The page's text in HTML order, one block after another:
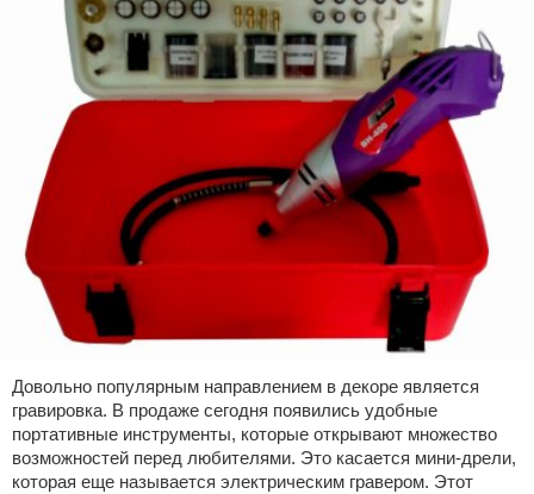
Довольно популярным направлением в декоре является
гравировка. В продаже сегодня появились удобные
портативные инструменты, которые открывают множество
возможностей перед любителями. Это касается мини-дрели,
которая еще называется электрическим гравером. Этот